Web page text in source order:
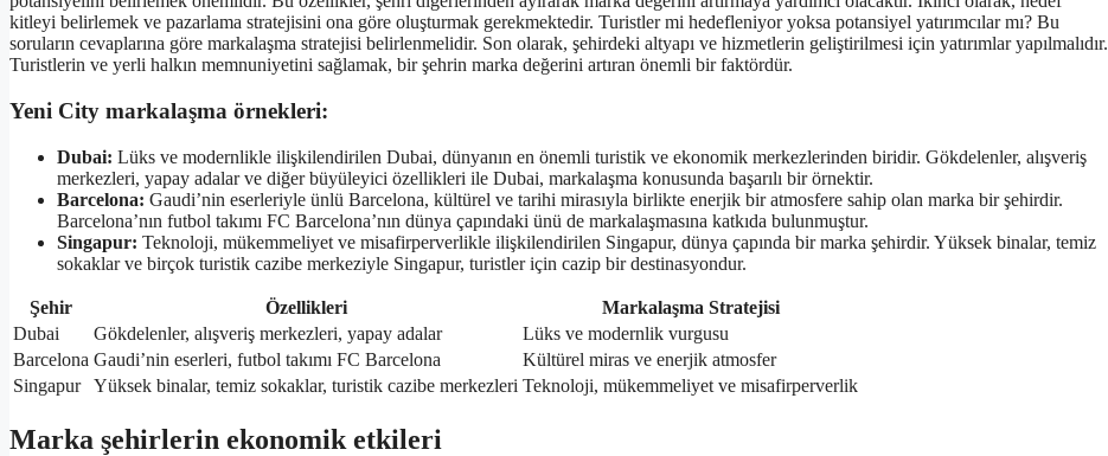
kitleyi belirlemek ve pazarlama stratejisini ona göre oluşturmak gerekmektedir. Turistler mi hedefleniyor yoksa potansiyel yatırımcılar mı? Bu
soruların cevaplarına göre markalaşma stratejisi belirlenmelidir. Son olarak, şehirdeki altyapı ve hizmetlerin geliştirilmesi için yatırımlar yapılmalıdır.
Turistlerin ve yerli halkın memnuniyetini sağlamak, bir şehrin marka değerini artıran önemli bir faktördür.
Yeni City markalaşma örnekleri:
Dubai: Lüks ve modernlikle ilişkilendirilen Dubai, dünyanın en önemli turistik ve ekonomik merkezlerinden biridir. Gökdelenler, alışveriş
merkezleri, yapay adalar ve diğer büyüleyici özellikleri ile Dubai, markalaşma konusunda başarılı bir örnektir.
Barcelona: Gaudi’nin eserleriyle ünlü Barcelona, kültürel ve tarihi mirasıyla birlikte enerjik bir atmosfere sahip olan marka bir şehirdir.
Barcelona’nın futbol takımı FC Barcelona’nın dünya çapındaki ünü de markalaşmasına katkıda bulunmuştur.
Singapur: Teknoloji, mükemmeliyet ve misafirperverlikle ilişkilendirilen Singapur, dünya çapında bir marka şehirdir. Yüksek binalar, temiz
sokaklar ve birçok turistik cazibe merkeziyle Singapur, turistler için cazip bir destinasyondur.
Şehir Özellikleri
Markalaşma Stratejisi
Dubai
Gökdelenler, alışveriş merkezleri, yapay adalar
Lüks ve modernlik vurgusu
Barcelona Gaudi’nin eserleri, futbol takımı FC Barcelona
Kültürel miras ve enerjik atmosfer
Singapur
Yüksek binalar, temiz sokaklar, turistik cazibe merkezleri Teknoloji, mükemmeliyet ve misafirperverlik
Marka şehirlerin ekonomik etkileri